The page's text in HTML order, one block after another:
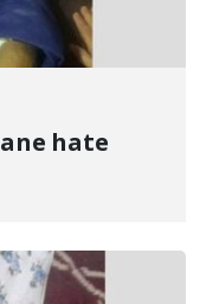
hate